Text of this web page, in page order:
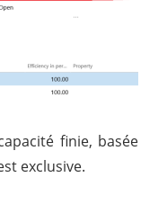
finie, basée
exclusive.